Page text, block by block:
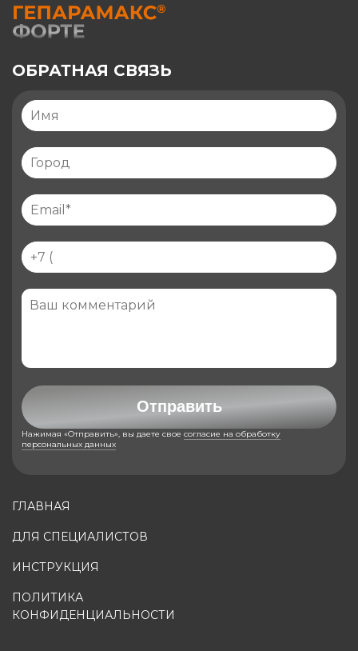
ГЛАВНАЯ
ДЛЯ СПЕЦИАЛИСТОВ
ИНСТРУКЦИЯ
ПОЛИТИКА
КОНФИДЕНЦИАЛЬНОСТИ
ОБРАТНАЯ СВЯЗЬ
Отправить
Нажимая «Отправить», вы даете свое согласие на обработку
персональных данных